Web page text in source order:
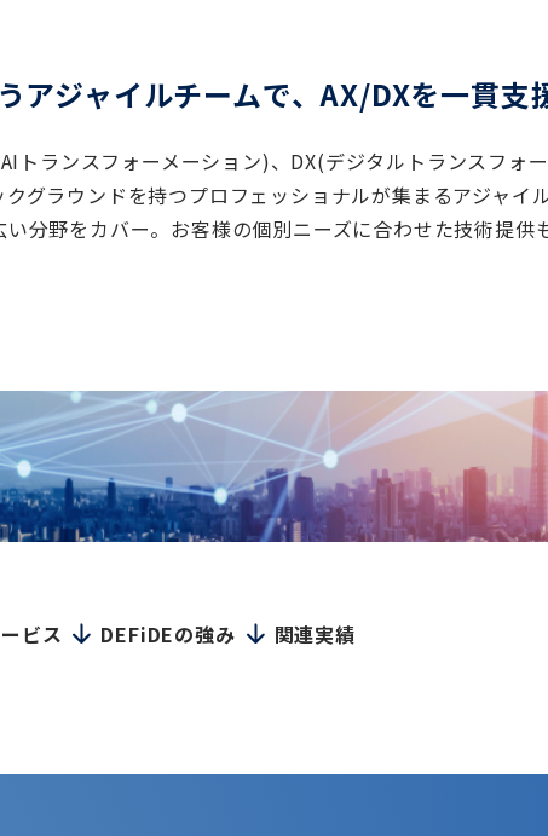
アジャイルチームで、AX/DXを一貫支
トランスフォーメーション)、DX(デジタルトランスフ
グラウンドを持つプロフェッショナルが集まるアジャ
分野をカバー。お客様の個別ニーズに合わせた技術提供
ビス DEFiDEの強み 関連実績